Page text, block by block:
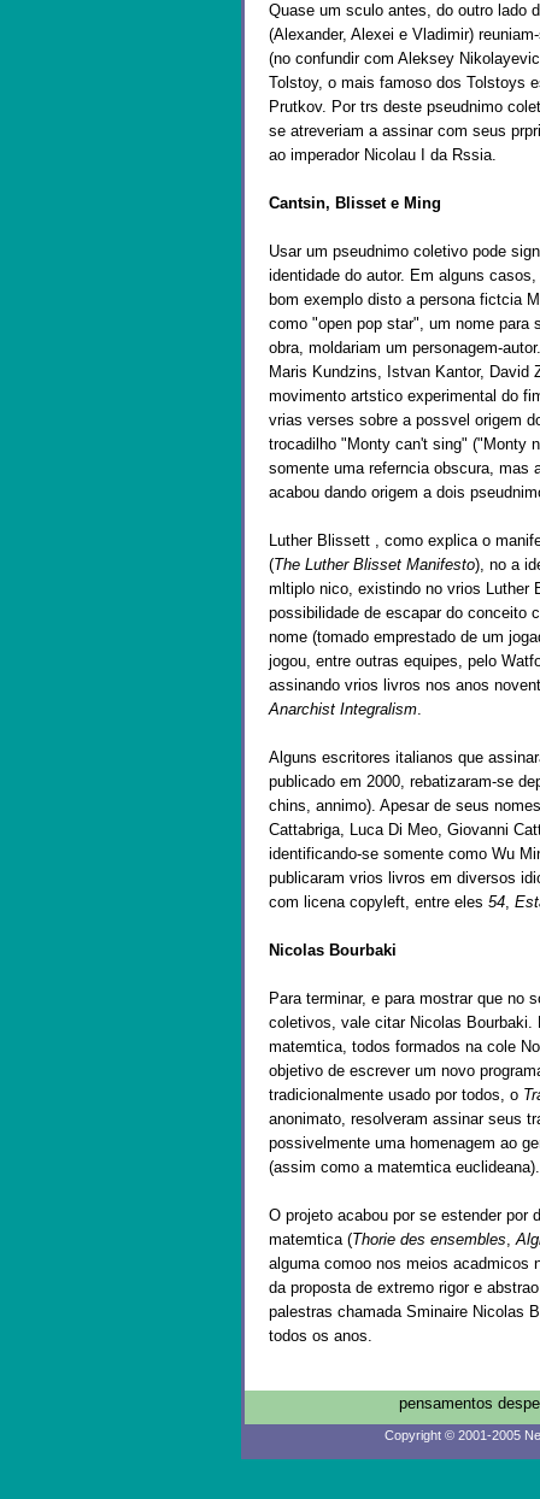
Quase um sculo antes, do outro lado
(Alexander, Alexei e Vladimir)
(no confundir com Aleksey
Tolstoy, o mais famoso dos Tolstoys
Prutkov. Por trs deste pseudnimo
se atreveriam a assinar com seus
ao imperador Nicolau I da Rssia.
Cantsin, Blisset e Ming
Usar um pseudnimo coletivo pode
identidade do autor. Em alguns
bom exemplo disto a persona fictcia
como "open pop star", um nome para
obra, moldariam um personagem-
Maris Kundzins, Istvan Kantor, David
movimento artstico experimental do
vrias verses sobre a possvel origem
trocadilho "Monty can't sing" ("Monty
somente uma referncia obscura, mas
acabou dando origem a dois
Luther Blissett , como explica o
(The Luther Blisset Manifesto), no a
mltiplo nico, existindo no vrios
possibilidade de escapar do conceito
nome (tomado emprestado de um
jogou, entre outras equipes, pelo
assinando vrios livros nos anos
Anarchist Integralism.
Alguns escritores italianos que
publicado em 2000, rebatizaram-se
chins, annimo). Apesar de seus
Cattabriga, Luca Di Meo, Giovanni
identificando-se somente como Wu
publicaram vrios livros em diversos
com licena copyleft, entre eles 54,
Nicolas Bourbaki
Para terminar, e para mostrar que no
coletivos, vale citar Nicolas Bourbaki.
matemtica, todos formados na cole
objetivo de escrever um novo
tradicionalmente usado por todos, o
anonimato, resolveram assinar seus
possivelmente uma homenagem ao
(assim como a matemtica euclideana).
O projeto acabou por se estender por
matemtica (Thorie des ensembles,
alguma comoo nos meios acadmicos
da proposta de extremo rigor e
palestras chamada Sminaire Nicolas
todos os anos.
pensamentos
Copyright © 2001-2005